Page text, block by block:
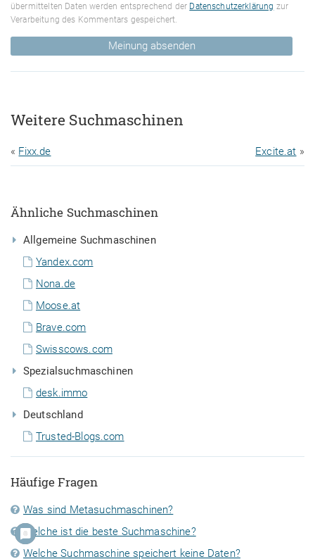
übermittelten Daten werden entsprechend der Datenschutzerklärung zur
Verarbeitung des Kommentars gespeichert.
Meinung absenden
Weitere Suchmaschinen
« Fixx.de Excite.at »
Ähnliche Suchmaschinen
Allgemeine Suchmaschinen
Yandex.com
Nona.de
Moose.at
Brave.com
Swisscows.com
Spezialsuchmaschinen
desk.immo
Deutschland
Trusted-Blogs.com
Häufige Fragen
Was sind Metasuchmaschinen?
Welche ist die beste Suchmaschine?
Welche Suchmaschine speichert keine Daten?